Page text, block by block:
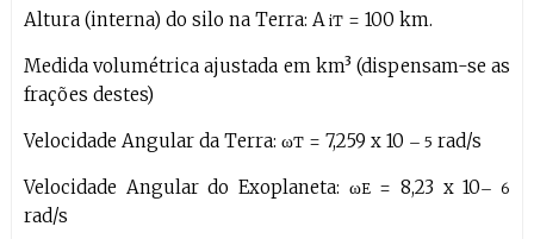
Altura (interna) do silo na Terra: AiT= 100 km.
Medida volumétrica ajustada em km³ (dispensam-se as
frações destes)
Velocidade Angular da Terra: ωT= 7,259 x 10 – 5 rad/s
Velocidade Angular do Exoplaneta: ωE= 8,23 x 10– 6
rad/s